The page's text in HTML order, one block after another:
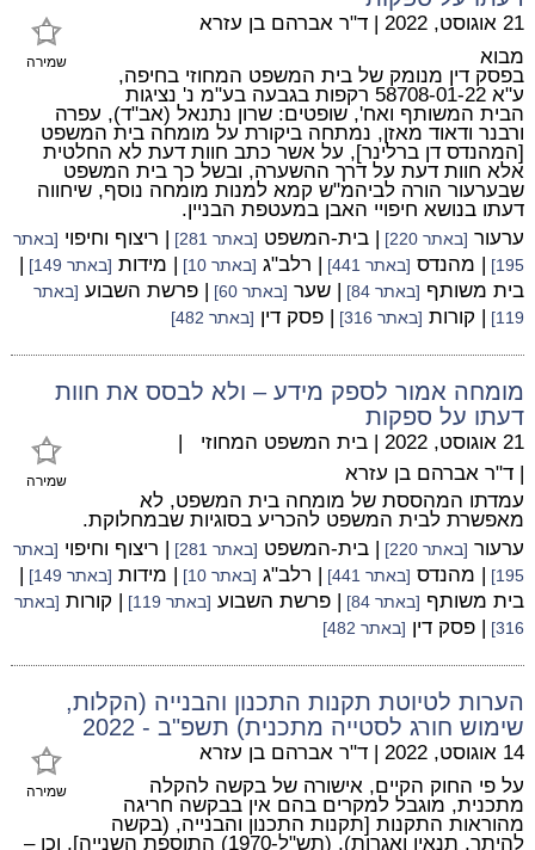
שמירה
21 אוגוסט, 2022 | ד"ר אברהם בן עזרא
מבוא
בפסק דין מנומק של בית המשפט המחוזי בחיפה,
ע"א 58708-01-22 רקפות בגבעה בע"מ נ' נציגות
הבית המשותף ואח', שופטים: שרון נתנאל (אב"ד), עפרה
ורבנר ודאוד מאזן, נמתחה ביקורת על מומחה בית המשפט
[המהנדס דן ברלינר], על אשר כתב חוות דעת לא החלטית
אלא חוות דעת על דרך ההשערה, ובשל כך בית המשפט
שבערעור הורה לביהמ"ש קמא למנות מומחה נוסף, שיחווה
דעתו בנושא חיפויי האבן במעטפת הבניין.
ערעור [באתר 220] | בית-המשפט [באתר 281] | ריצוף וחיפוי [באתר
195]
| מהנדס [באתר 441] | רלב"ג [באתר 10] | מידות [באתר 149]
|
בית משותף [באתר 84] | שער [באתר 60] | פרשת השבוע [באתר
119]
| קורות [באתר 316] | פסק דין [באתר 482]
מומחה אמור לספק מידע – ולא לבסס את חוות
דעתו על ספקות
שמירה
21 אוגוסט, 2022 | בית המשפט המחוזי |
| ד"ר אברהם בן עזרא
עמדתו המהססת של מומחה בית המשפט, לא
מאפשרת לבית המשפט להכריע בסוגיות שבמחלוקת.
ערעור [באתר 220] | בית-המשפט [באתר 281] | ריצוף וחיפוי [באתר
195]
| מהנדס [באתר 441] | רלב"ג [באתר 10] | מידות [באתר 149]
|
בית משותף [באתר 84] | פרשת השבוע [באתר 119] | קורות [באתר
316]
| פסק דין [באתר 482]
הערות לטיוטת תקנות התכנון והבנייה (הקלות,
שימוש חורג לסטייה מתכנית) תשפ"ב - 2022
שמירה
14 אוגוסט, 2022 | ד"ר אברהם בן עזרא
על פי החוק הקיים, אישורה של בקשה להקלה
מתכנית, מוגבל למקרים בהם אין בבקשה חריגה
מהוראות התקנות [תקנות התכנון והבנייה, (בקשה
להיתר, תנאיו ואגרות), (תש"ל-1970) התוספת השנייה], וכן –